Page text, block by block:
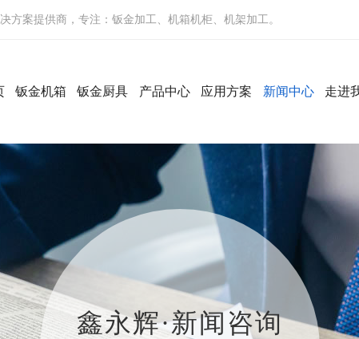
案提供商，专注：钣金加工、机箱机柜、机架加工。
钣金机箱 钣金厨具 产品中心 应用方案 新闻中心 走进
鑫永辉·新闻咨询